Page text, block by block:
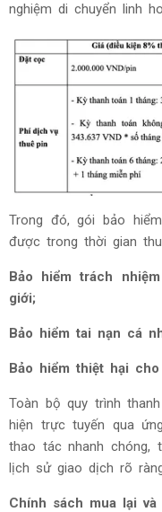
nghiệm di chuyển linh
Trong đó, gói bảo
được trong thời gian
Bảo hiểm trách
giới;
Bảo hiểm tai nạn cá
Bảo hiểm thiệt hại
Toàn bộ quy trình
hiện trực tuyến qua
thao tác nhanh chóng,
lịch sử giao dịch rõ
Chính sách mua lại và